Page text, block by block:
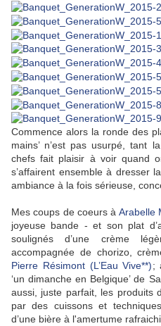
Commence alors la ronde des
mains’ n’est pas usurpé, tant
chefs fait plaisir à voir quand
s’affairent ensemble à dresser
ambiance à la fois sérieuse,
Mes coups de coeurs à Arabelle
joyeuse bande - et son plat
soulignés d’une crème
accompagnée de chorizo,
Pierre Résimont (L’Eau Vive**);
‘un dimanche en Belgique’ de
aussi, juste parfait, les produits
par des cuissons et
d’une bière à l'amertume